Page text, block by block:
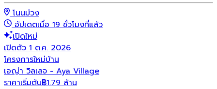
โนนม่วง
อัปเดตเมื่อ 19 ชั่วโมงที่แล้ว
เปิดใหม่
เปิดตัว 1 ต.ค. 2026
โครงการใหม่บ้าน
เอญ่า วิลเลจ - Aya Village
ราคาเริ่มต้น฿1.79 ล้าน